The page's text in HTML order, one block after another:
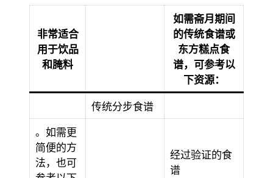
非常适合
用于饮品
和腌料
如需斋月期间
的传统食谱或
东方糕点食
谱，可参考以
下资源：
传统分步食谱
。如需更
简便的方
法，也可
经过验证的食
谱